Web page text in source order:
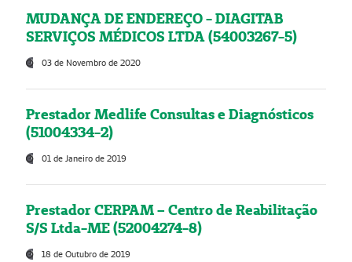
MUDANÇA DE ENDEREÇO - DIAGITAB
SERVIÇOS MÉDICOS LTDA (54003267-5)
03 de Novembro de 2020
Prestador Medlife Consultas e Diagnósticos
(51004334-2)
01 de Janeiro de 2019
Prestador CERPAM – Centro de Reabilitação
S/S Ltda-ME (52004274-8)
18 de Outubro de 2019